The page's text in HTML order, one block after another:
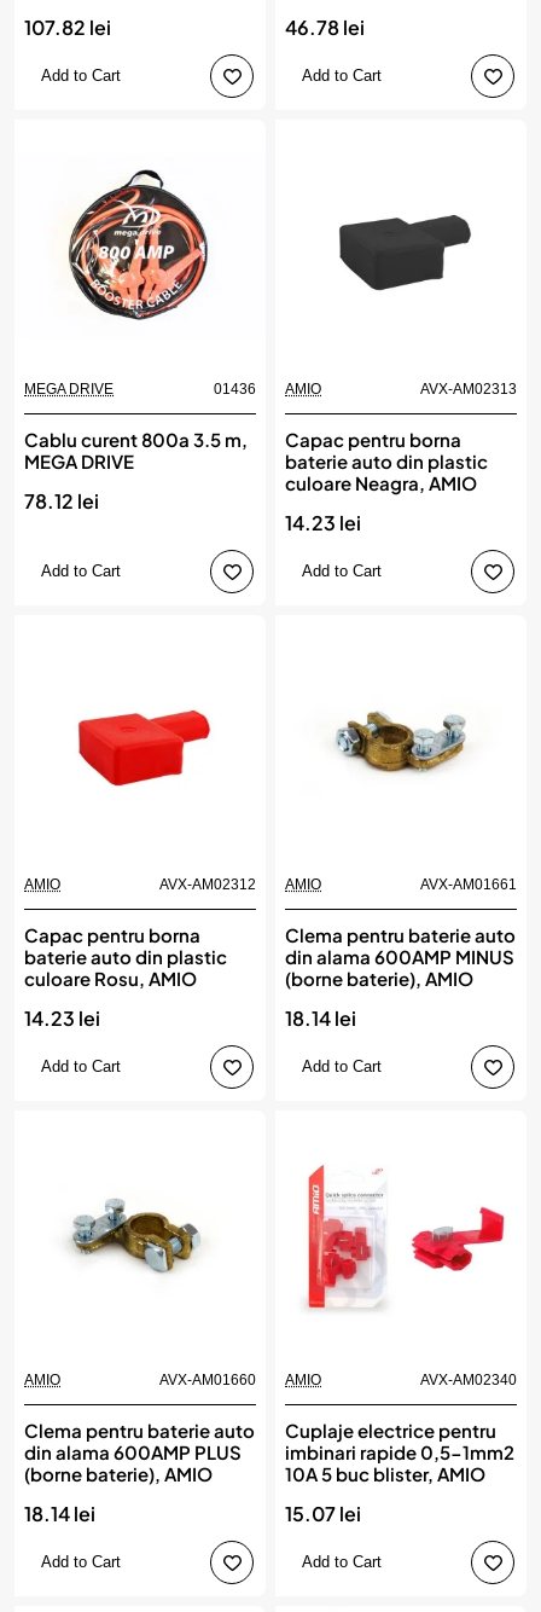
107.82 lei
Add to Cart
46.78 lei
Add to Cart
MEGA DRIVE 01436
Cablu curent 800a 3.5 m,
MEGA DRIVE
78.12 lei
Add to Cart
AMIO AVX-AM02313
Capac pentru borna
baterie auto din plastic
culoare Neagra, AMIO
14.23 lei
Add to Cart
AMIO AVX-AM02312
Capac pentru borna
baterie auto din plastic
culoare Rosu, AMIO
14.23 lei
Add to Cart
AMIO AVX-AM01661
Clema pentru baterie auto
din alama 600AMP MINUS
(borne baterie), AMIO
18.14 lei
Add to Cart
AMIO AVX-AM01660
Clema pentru baterie auto
din alama 600AMP PLUS
(borne baterie), AMIO
18.14 lei
Add to Cart
AMIO AVX-AM02340
Cuplaje electrice pentru
imbinari rapide 0,5-1mm2
10A 5 buc blister, AMIO
15.07 lei
Add to Cart